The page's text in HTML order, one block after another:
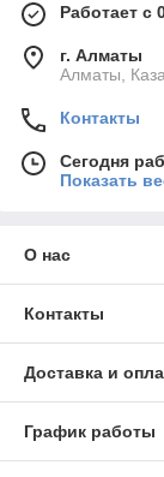
Работает с
г. Алматы
Алматы,
Контакты
Сегодня
Показать
О нас
Контакты
Доставка и
График работы